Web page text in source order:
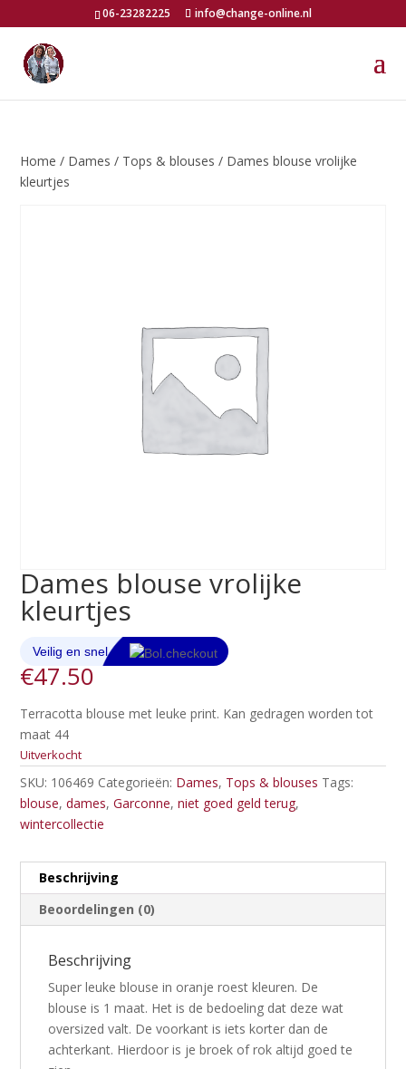
06-23282225 info@change-online.nl
Home / Dames / Tops & blouses / Dames blouse vrolijke
kleurtjes
Dames blouse vrolijke
kleurtjes
€47.50
Terracotta blouse met leuke print. Kan gedragen worden tot
maat 44
Uitverkocht
SKU: 106469 Categorieën: Dames, Tops & blouses Tags:
blouse,dames,Garconne,niet goed geld terug,
wintercollectie
Beschrijving
Beoordelingen (0)
Beschrijving
Super leuke blouse in oranje roest kleuren. De
blouse is 1 maat. Het is de bedoeling dat deze wat
oversized valt. De voorkant is iets korter dan de
achterkant. Hierdoor is je broek of rok altijd goed te